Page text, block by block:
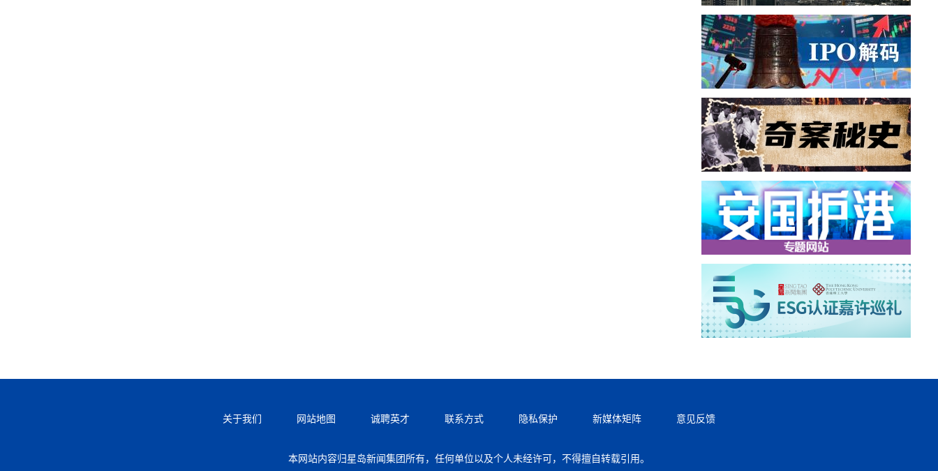
关于我们 网站地图 诚聘英才 联系方式 隐私保护 新媒体矩阵 意见反馈
本网站内容归星岛新闻集团所有，任何单位以及个人未经许可，不得擅自转载引用。